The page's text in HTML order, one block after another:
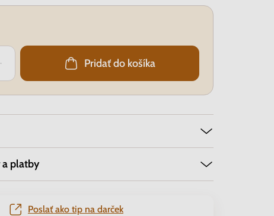
Pridať do košíka
platby
Poslať ako tip na darček